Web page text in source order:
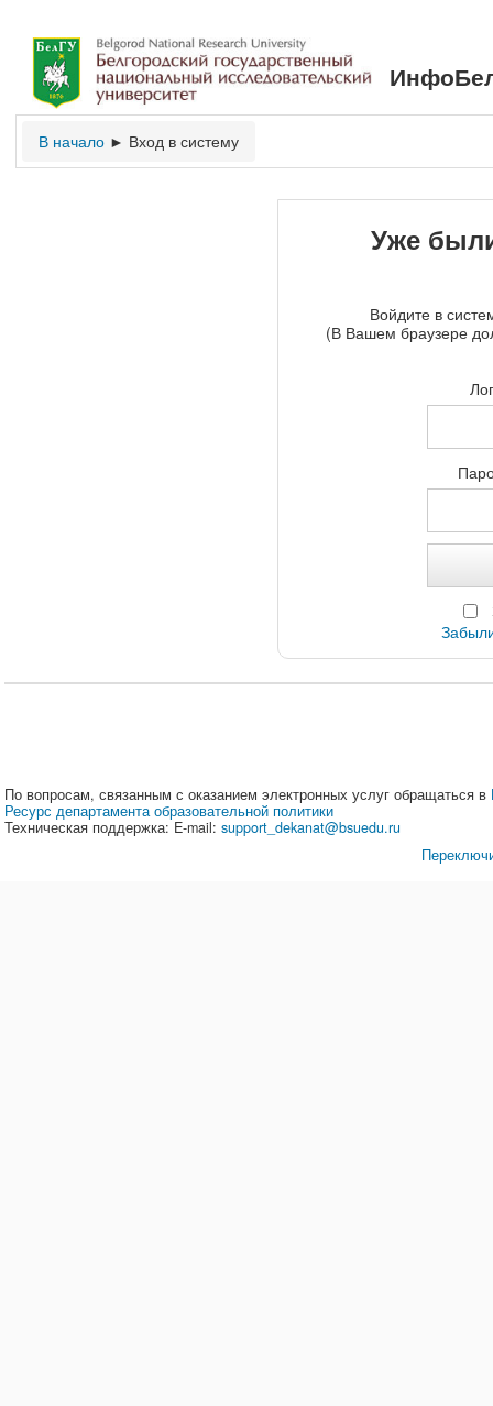
В начало ► Вход в систему
Уже
Войдите в
(В Вашем браузере
По вопросам, связанным с оказанием электронных услуг обращаться в
Ресурс департамента образовательной политики
Техническая поддержка: E-mail: support_dekanat@bsuedu.ru